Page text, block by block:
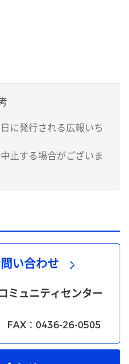
に発行される広報いち
止する場合がございま
い合わせ
ミュニティセンター
：0436-26-0505